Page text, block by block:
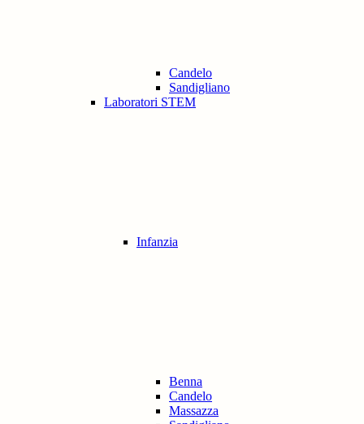
Candelo
Sandigliano
Laboratori STEM
Infanzia
Benna
Candelo
Massazza